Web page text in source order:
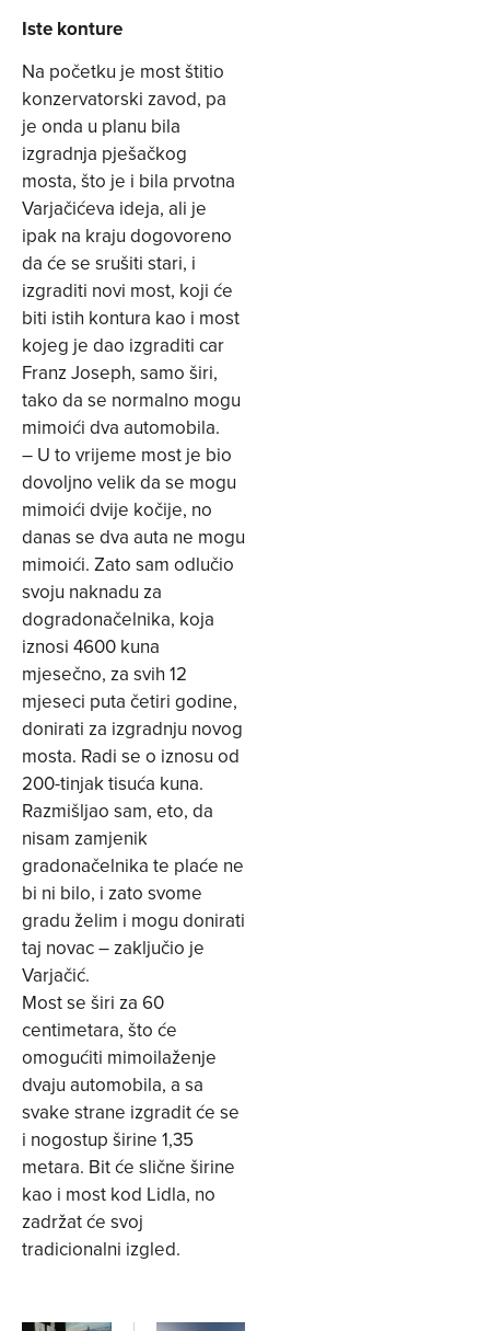
Iste konture
Na početku je most štitio
konzervatorski zavod, pa
je onda u planu bila
izgradnja pješačkog
mosta, što je i bila prvotna
Varjačićeva ideja, ali je
ipak na kraju dogovoreno
da će se srušiti stari, i
izgraditi novi most, koji će
biti istih kontura kao i most
kojeg je dao izgraditi car
Franz Joseph, samo širi,
tako da se normalno mogu
mimoići dva automobila.
– U to vrijeme most je bio
dovoljno velik da se mogu
mimoići dvije kočije, no
danas se dva auta ne mogu
mimoići. Zato sam odlučio
svoju naknadu za
dogradonačelnika, koja
iznosi 4600 kuna
mjesečno, za svih 12
mjeseci puta četiri godine,
donirati za izgradnju novog
mosta. Radi se o iznosu od
200-tinjak tisuća kuna.
Razmišljao sam, eto, da
nisam zamjenik
gradonačelnika te plaće ne
bi ni bilo, i zato svome
gradu želim i mogu donirati
taj novac – zaključio je
Varjačić.
Most se širi za 60
centimetara, što će
omogućiti mimoilaženje
dvaju automobila, a sa
svake strane izgradit će se
i nogostup širine 1,35
metara. Bit će slične širine
kao i most kod Lidla, no
zadržat će svoj
tradicionalni izgled.